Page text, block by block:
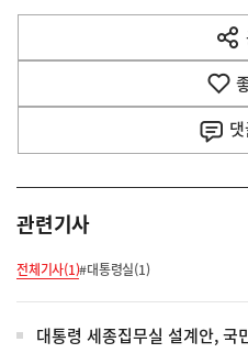
다
음
관련기사
전체기사(1)#대통령실(1)
대통령 세종집무실 설계안, 국